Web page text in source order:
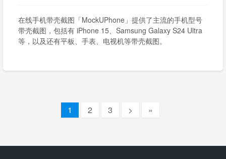
在线手机带壳截图「MockUPhone」提供了主流的手机型号
带壳截图，包括有 iPhone 15、Samsung Galaxy S24 Ultra
等，以及还有平板、手表、电视机等带壳截图。
1 2 3 > »